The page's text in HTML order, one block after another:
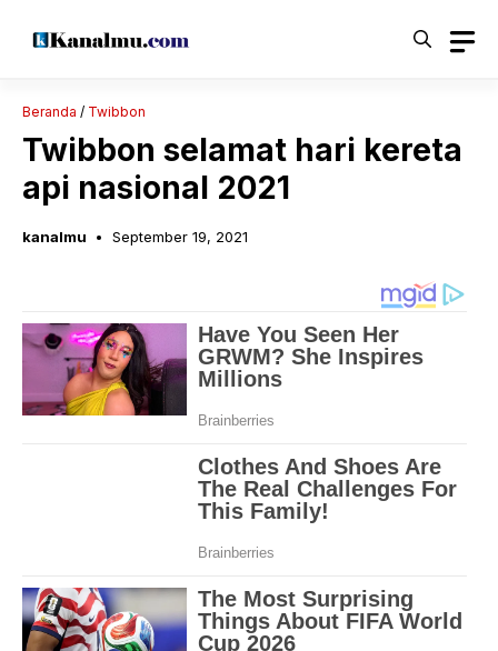
Beranda / Twibbon
Twibbon selamat hari kereta
api nasional 2021
kanalmu September 19, 2021